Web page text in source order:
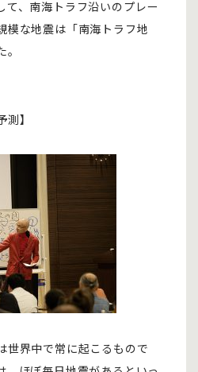
て、南海トラフ沿いのプレー
模な地震は「南海トラフ地
】
世界中で常に起こるもので